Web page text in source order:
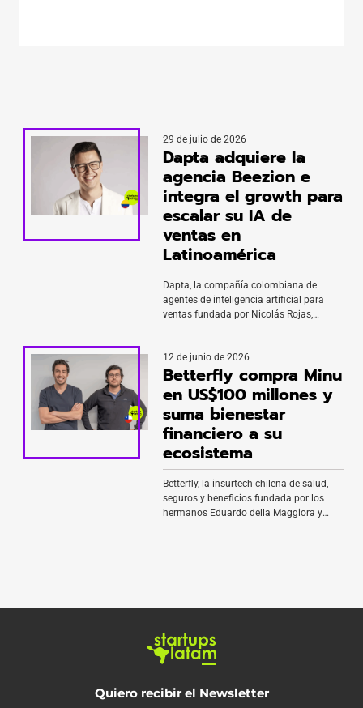
29 de julio de 2026
Dapta adquiere la
agencia Beezion e
integra el growth para
escalar su IA de
ventas en
Latinoamérica
Dapta, la compañía colombiana de
agentes de inteligencia artificial para
ventas fundada por Nicolás Rojas,
colaboró durante más de dos años. La
transacción se cerró a finales de mayo e
integró por completo al equipo de
Beezion dentro de la operación de Dapta.
Con […]
12 de junio de 2026
Betterfly compra Minu
en US$100 millones y
suma bienestar
financiero a su
ecosistema
Betterfly, la insurtech chilena de salud,
seguros y beneficios fundada por los
hermanos Eduardo della Maggiora y
Quiero recibir el Newsletter